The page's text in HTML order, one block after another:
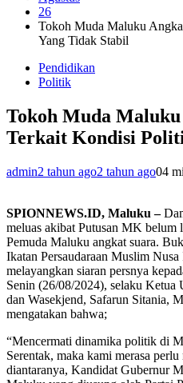
26
Tokoh Muda Maluku
Yang Tidak Stabil
Pendidikan
Politik
Tokoh Muda
Terkait Kondisi
admin2 tahun ago2 tahun ago04
SPIONNEWS.ID, Maluku –
meluas akibat Putusan MK belum
Pemuda Maluku angkat suara.
Ikatan Persaudaraan Muslim
melayangkan siaran persnya
Senin (26/08/2024), selaku
dan Wasekjend, Safarun Sitania,
mengatakan bahwa;
“Mencermati dinamika politik di
Serentak, maka kami merasa
diantaranya, Kandidat Gubernur